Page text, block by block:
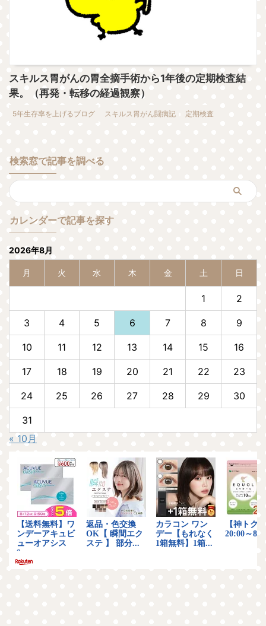
スキルス胃がんの胃全摘手術から1年後の定期検査結
果。（再発・転移の経過観察）
5年生存率を上げるブログ スキルス胃がん闘病記 定期検査
検索窓で記事を調べる
カレンダーで記事を探す
2026年8月
月 火 水 木 金 土 日
1 2
3 4 5 6 7 8 9
10 11 12 13 14 15 16
17 18 19 20 21 22 23
24 25 26 27 28 29 30
31
« 10月